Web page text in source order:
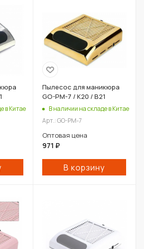
в Китае
Пылесос для маникюра
GO-PM-7 / К20 / В21
В наличии на складе в Китае
Арт.: GO-PM-7
Оптовая цена
971 ₽
В корзину